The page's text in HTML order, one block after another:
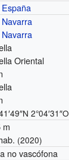
España
Navarra
Navarra
Oriental
2°04′31″O
m
(2020)
no vascófona